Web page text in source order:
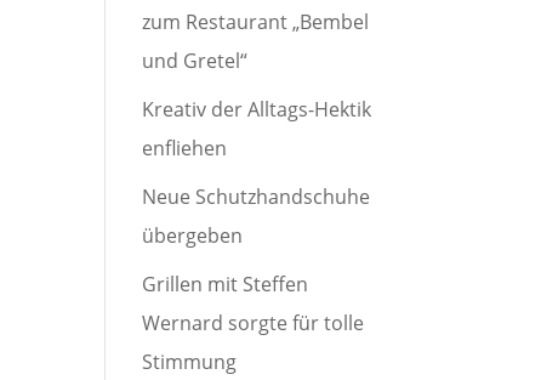
zum Restaurant „Bembel
und Gretel“
Kreativ der Alltags-Hektik
enfliehen
Neue Schutzhandschuhe
übergeben
Grillen mit Steffen
Wernard sorgte für tolle
Stimmung